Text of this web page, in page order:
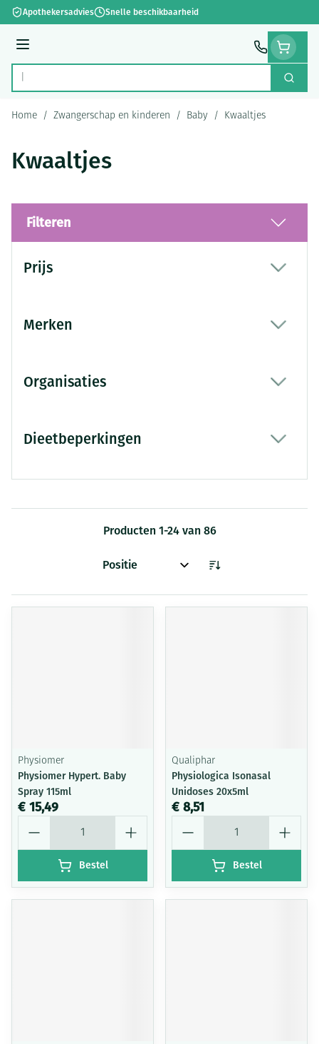
Ga naar de inhoud
Apothekersadvies Snelle beschikbaarheid
Menu
Product, merk, categorie... Zoek
Home / Zwangerschap en kinderen / Baby / Kwaaltjes
Kwaaltjes
Filteren
Prijs
Merken
Organisaties
Dieetbeperkingen
Producten 1-24van 86
Sorteer op:
Physiomer
Physiomer Hypert. Baby
Spray 115ml
€ 15,49
Bestel
Qualiphar
Physiologica Isonasal
Unidoses 20x5ml
€ 8,51
Bestel